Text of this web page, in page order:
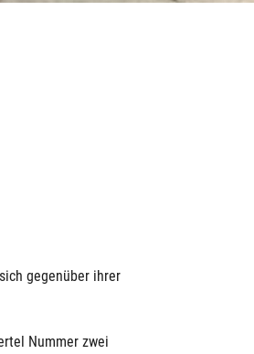
gegenüber ihrer
Nummer zwei